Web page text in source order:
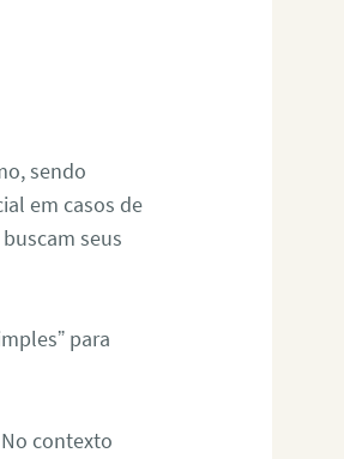
sendo
em casos de
seus
para
contexto